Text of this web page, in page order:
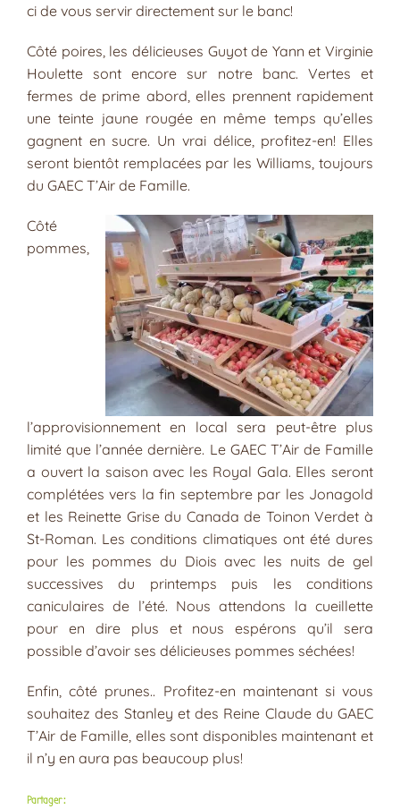
ci de vous servir directement sur le banc!
Côté poires, les délicieuses Guyot de Yann et Virginie
Houlette sont encore sur notre banc. Vertes et
fermes de prime abord, elles prennent rapidement
une teinte jaune rougée en même temps qu’elles
gagnent en sucre. Un vrai délice, profitez-en! Elles
seront bientôt remplacées par les Williams, toujours
du GAEC T’Air de Famille.
Côté
pommes,
l’approvisionnement en local sera peut-être plus
limité que l’année dernière. Le GAEC T’Air de Famille
a ouvert la saison avec les Royal Gala. Elles seront
complétées vers la fin septembre par les Jonagold
et les Reinette Grise du Canada de Toinon Verdet à
St-Roman. Les conditions climatiques ont été dures
pour les pommes du Diois avec les nuits de gel
successives du printemps puis les conditions
caniculaires de l’été. Nous attendons la cueillette
pour en dire plus et nous espérons qu’il sera
possible d’avoir ses délicieuses pommes séchées!
Enfin, côté prunes.. Profitez-en maintenant si vous
souhaitez des Stanley et des Reine Claude du GAEC
T’Air de Famille, elles sont disponibles maintenant et
il n’y en aura pas beaucoup plus!
Partager :